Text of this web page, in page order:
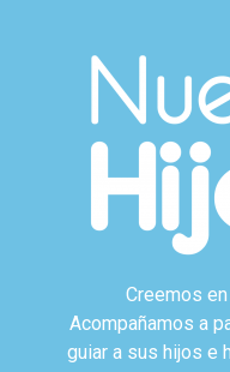
Creemos
Acompañamos a
guiar a sus hijos e